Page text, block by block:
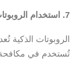
7. استخدام الروبوتات الذكية
الروبوتات الذكية
تُستخدم في مكافحة